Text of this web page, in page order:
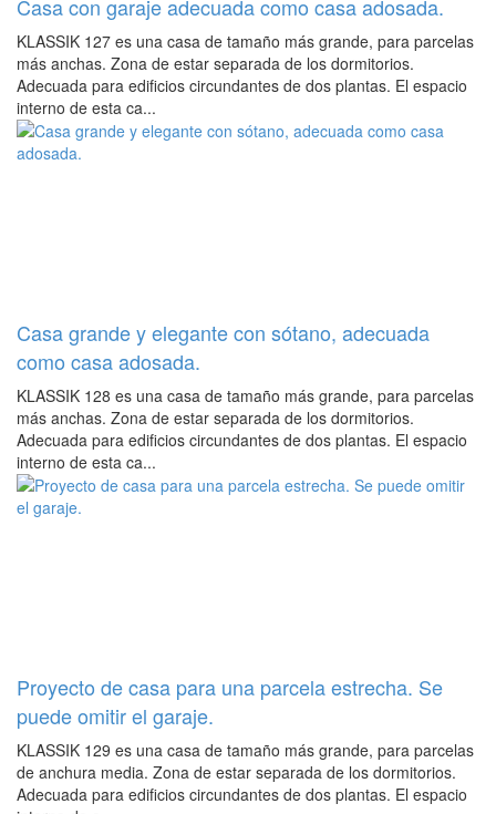
Casa con garaje adecuada como casa adosada.
KLASSIK 127 es una casa de tamaño más grande, para parcelas
más anchas. Zona de estar separada de los dormitorios.
Adecuada para edificios circundantes de dos plantas. El espacio
interno de esta ca...
Casa grande y elegante con sótano, adecuada
como casa adosada.
KLASSIK 128 es una casa de tamaño más grande, para parcelas
más anchas. Zona de estar separada de los dormitorios.
Adecuada para edificios circundantes de dos plantas. El espacio
interno de esta ca...
Proyecto de casa para una parcela estrecha. Se
puede omitir el garaje.
KLASSIK 129 es una casa de tamaño más grande, para parcelas
de anchura media. Zona de estar separada de los dormitorios.
Adecuada para edificios circundantes de dos plantas. El espacio